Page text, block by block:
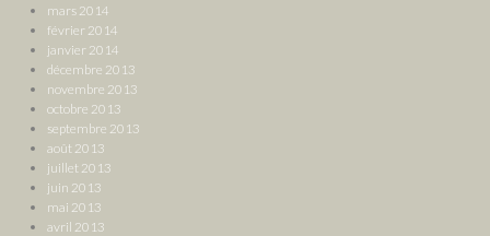
mars 2014
février 2014
janvier 2014
décembre 2013
novembre 2013
octobre 2013
septembre 2013
août 2013
juillet 2013
juin 2013
mai 2013
avril 2013